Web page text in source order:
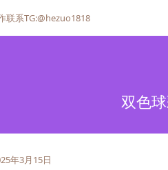
联系TG:@hezuo1818
双色
年3月15日